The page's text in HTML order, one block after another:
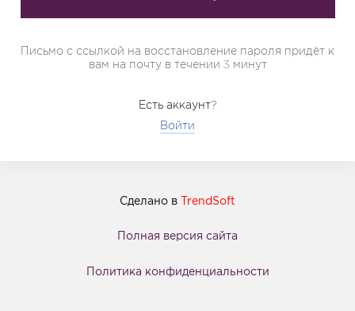
Письмо с ссылкой на восстановление пароля придёт к
вам на почту в течении 3 минут
Есть аккаунт?
Войти
Сделано в TrendSoft
Полная версия сайта
Политика конфиденциальности